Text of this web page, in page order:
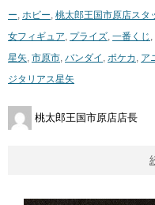
ー ホビー 桃太郎王国市原店スタ
女フィギュア プライズ 一番くじ
星矢 市原市 バンダイ ポケカ ア
ジタリアス星矢
桃太郎王国市原店店長